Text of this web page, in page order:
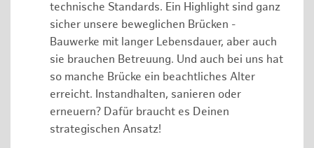
technische Standards. Ein Highlight sind ganz
sicher unsere beweglichen Brücken -
Bauwerke mit langer Lebensdauer, aber auch
sie brauchen Betreuung. Und auch bei uns hat
so manche Brücke ein beachtliches Alter
erreicht. Instandhalten, sanieren oder
erneuern? Dafür braucht es Deinen
strategischen Ansatz!